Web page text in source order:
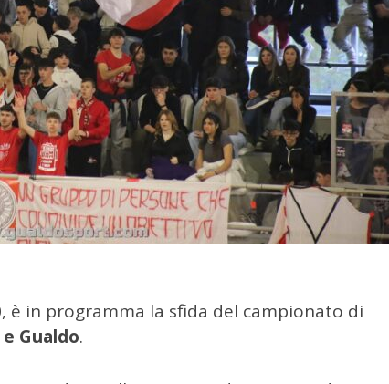
è in programma la sfida del campionato di
Gualdo.